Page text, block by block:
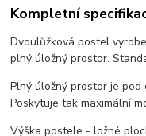
Kompletní
Dvoulůžková postel
plný úložný prostor.
Plný úložný prostor je
Poskytuje tak maximální
Výška postele - ložné